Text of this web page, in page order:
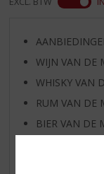
WIJN VAN DE
WHISKY VAN
RUM VAN DE
BIER VAN DE